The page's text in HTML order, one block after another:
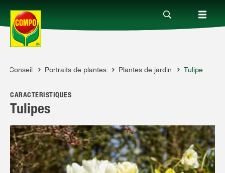
Produits
Conseil
Thèmes
Service
Conseil Portraits de plantes Plantes de jardin Tulipe
CARACTÉRISTIQUES
Tulipes